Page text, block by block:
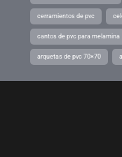
cerramientos de pvc
cantos de pvc para melamina
arquetas de pvc 70×70